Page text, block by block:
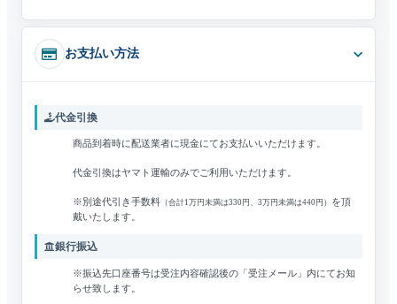
お支払い方法
代金引換
商品到着時に配送業者に現金にてお支払いいただけます。
代金引換はヤマト運輸のみでご利用いただけます。
※別途代引き手数料（合計1万円未満は330円、3万円未満は440円） を頂
戴いたします。
銀行振込
※振込先口座番号は受注内容確認後の「受注メール」内にてお知
らせ致します。